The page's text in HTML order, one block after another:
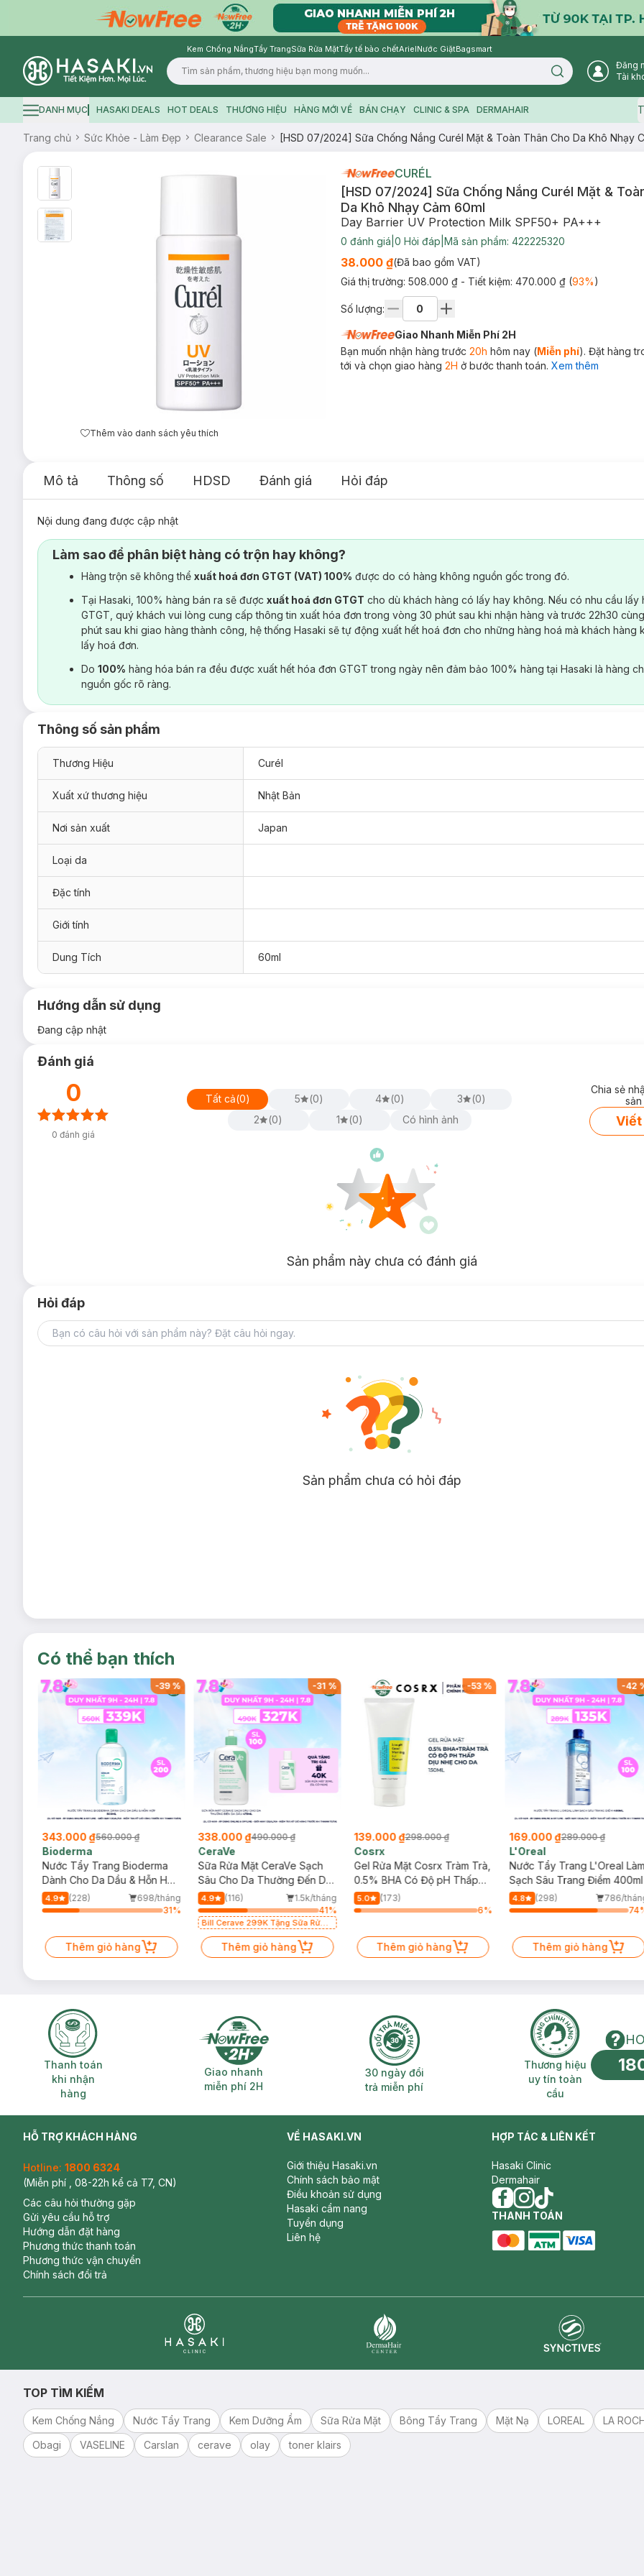
Kem Chống NắngTẩy TrangSữa Rửa MặtTẩy tế bào chếtArielNước GiặtBagsmart
Logo
Search icon
Đăng
Tài
Hamburger icon
DANH MỤC HASAKI DEALS HOT DEALS THƯƠNG HIỆU HÀNG MỚI VỀ BÁN CHẠY CLINIC & SPA DERMAHAIR
Trang chủ Sức Khỏe - Làm Đẹp Clearance Sale [HSD 07/2024] Sữa Chống Nắng Curél Mặt & Toàn Thân Cho Da Khô Nhạy
Thêm vào danh sách yêu thích
CURÉL
[HSD 07/2024] Sữa Chống Nắng Curél Mặt &
Da Khô Nhạy Cảm 60ml
Day Barrier UV Protection Milk SPF50+ PA+++
0 đánh giá 0 Hỏi đáp Mã sản phẩm: 422225320
38.000 ₫(Đã bao gồm VAT)
Giá thị trường: 508.000 ₫ - Tiết kiệm: 470.000 ₫(93%)
Số lượng:
Giao Nhanh Miễn Phí 2H
Bạn muốn nhận hàng trước 20h hôm nay (Miễn phí). Đặt hàng
tới và chọn giao hàng 2H ở bước thanh toán. Xem thêm
Mô tả Thông số HDSD Đánh giá Hỏi đáp
Nội dung đang được cập nhật
Làm sao để phân biệt hàng có trộn hay không?
Hàng trộn sẽ không thể xuất hoá đơn GTGT (VAT) 100% được do có hàng không nguồn gốc trong đó.
Tại Hasaki, 100% hàng bán ra sẽ được xuất hoá đơn GTGT cho dù khách hàng có lấy hay không. Nếu có nhu cầu lấy
GTGT, quý khách vui lòng cung cấp thông tin xuất hóa đơn trong vòng 30 phút sau khi nhận hàng và trước 22h30
phút sau khi giao hàng thành công, hệ thống Hasaki sẽ tự động xuất hết hoá đơn cho những hàng hoá mà khách hàng
lấy hoá đơn.
Do 100% hàng hóa bán ra đều được xuất hết hóa đơn GTGT trong ngày nên đảm bảo 100% hàng tại Hasaki là hàng
nguồn gốc rõ ràng.
Thông số sản phẩm
Thương Hiệu Curél
Xuất xứ thương hiệu Nhật Bản
Nơi sản xuất Japan
Loại da
Đặc tính
Giới tính
Dung Tích 60ml
Hướng dẫn sử dụng
Đang cập nhật
Đánh giá
0
0 đánh giá
Tất cả(0) 5 (0) 4 (0) 3 (0)
2
(0) 1 (0) Có hình ảnh
Chia sẻ
Viết
Sản phẩm này chưa có đánh giá
Hỏi đáp
Sản phẩm chưa có hỏi đáp
Có thể bạn thích
-39%
343.000 ₫560.000 ₫
Bioderma
Nước Tẩy Trang Bioderma
Dành Cho Da Dầu & Hỗn Hợp
500ml
4.9 (228)
698/tháng
31%
Thêm giỏ hàng
-31 %
338.000 ₫490.000 ₫
CeraVe
Sữa Rửa Mặt CeraVe Sạch
Sâu Cho Da Thường Đến Da
Dầu 473ml
4.9 (116)
1.5k/tháng
41%
Bill Cerave 299K Tặng Sữa Rửa
Thêm giỏ hàng
-53%
139.000 ₫298.000 ₫
Cosrx
Gel Rửa Mặt Cosrx Tràm Trà,
0.5% BHA Có Độ pH Thấp
150ml
5.0
(173)
6%
Thêm giỏ hàng
-42
169.000 ₫289.000 ₫
L'Oreal
Nước Tẩy Trang L'Oreal Làm
Sạch Sâu Trang Điểm 400ml
4.8 (298)
786/
74
Thêm giỏ hàng
Thanh toán khi nhận hàng
Thanh toán
khi nhận
hàng
Giao nhanh miễn phí 2H
Giao nhanh
miễn phí 2H
30 ngày đổi trả miễn phí
30 ngày đổi
trả miễn phí
Thương hiệu uy
Thương hiệu
uy tín toàn
cầu
HỖ TRỢ KHÁCH HÀNG
Hotline: 1800 6324
(Miễn phí , 08-22h kể cả T7, CN)
Các câu hỏi thường gặp
Gửi yêu cầu hỗ trợ
Hướng dẫn đặt hàng
Phương thức thanh toán
Phương thức vận chuyển
Chính sách đổi trả
VỀ HASAKI.VN
Giới thiệu Hasaki.vn
Chính sách bảo mật
Điều khoản sử dụng
Hasaki cẩm nang
Tuyển dụng
Liên hệ
HỢP TÁC & LIÊN KẾT
Hasaki Clinic
Dermahair
facebook
instagram
tiktok
THANH TOÁN
TOP TÌM KIẾM
Kem Chống Nắng Nước Tẩy Trang Kem Dưỡng Ẩm Sữa Rửa Mặt Bông Tẩy Trang Mặt Nạ LOREAL LA
Obagi
VASELINE Carslan cerave olay toner klairs